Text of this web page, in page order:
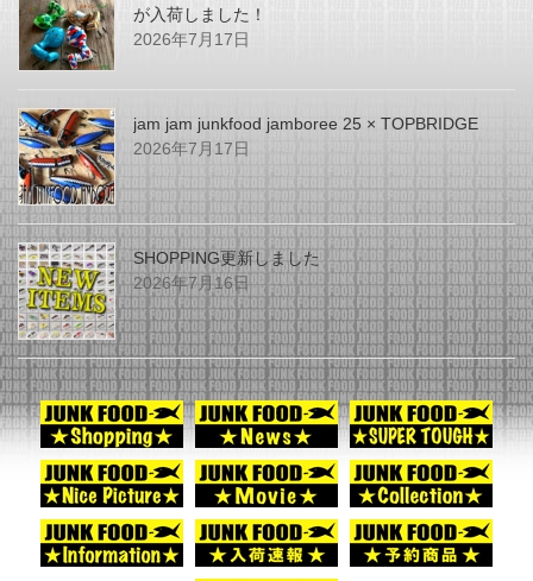
が入荷しました！
2026年7月17日
jam jam junkfood jamboree 25 × TOPBRIDGE
2026年7月17日
SHOPPING更新しました
2026年7月16日